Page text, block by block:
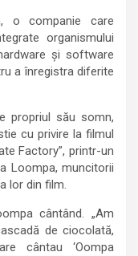
o companie care
organismului
şi software
a înregistra diferite
propriul său somn,
cu privire la filmul
Factory”, printr-un
Loompa, muncitorii
lor din film.
cântând. „Am
de ciocolată,
cântau ‘Oompa